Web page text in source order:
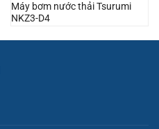
Máy bơm nước thải Tsurumi
NKZ3-D4